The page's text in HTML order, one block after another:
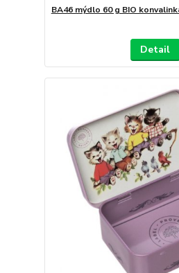
BA46 mýdlo 60 g BIO
Detail